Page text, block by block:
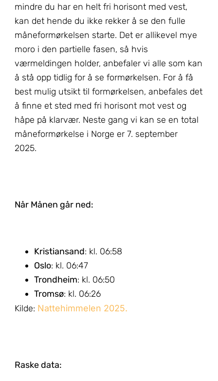
mindre du har en helt fri horisont med vest,
kan det hende du ikke rekker å se den fulle
måneformørkelsen starte. Det er allikevel mye
moro i den partielle fasen, så hvis
værmeldingen holder, anbefaler vi alle som kan
å stå opp tidlig for å se formørkelsen. For å få
best mulig utsikt til formørkelsen, anbefales det
å finne et sted med fri horisont mot vest og
håpe på klarvær. Neste gang vi kan se en total
måneformørkelse i Norge er 7. september
2025.
Når Månen går ned:
Kristiansand: kl. 06:58
Oslo: kl. 06:47
Trondheim: kl. 06:50
Tromsø: kl. 06:26
Kilde: Nattehimmelen 2025.
Raske data: